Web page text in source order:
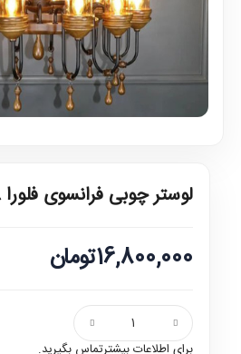
لوستر چوبی فرانسوی فلورا 18 فندوقی
16,800,000تومان
برای اطلاعات بیشترتماس بگیرید.